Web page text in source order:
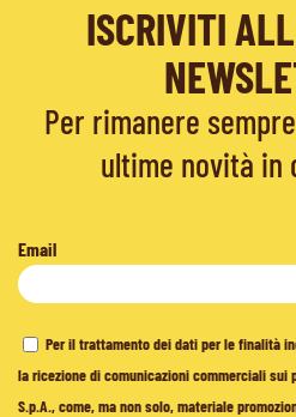
ISCRIVITI
Per rimanere
ultime novità in
Email
Per il trattamento dei dati per le finalità
la ricezione di comunicazioni commerciali sui
S.p.A., come, ma non solo, materiale